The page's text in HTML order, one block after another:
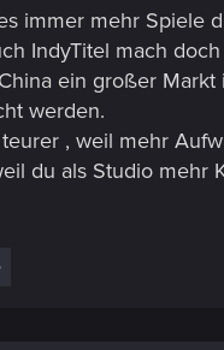
immer mehr Spiele
IndyTitel mach
ein großer Markt
werden.
, weil mehr
du als Studio mehr